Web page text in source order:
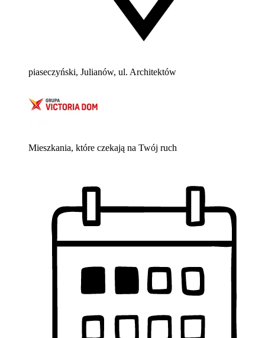
piaseczyński, Julianów, ul. Architektów
Mieszkania, które czekają na Twój ruch